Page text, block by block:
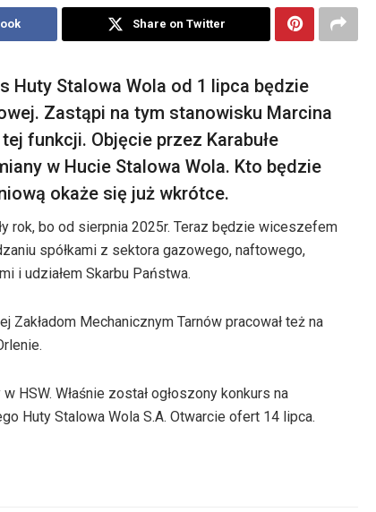
Share on Twitter
Huty Stalowa Wola od 1 lipca będzie
Zastąpi na tym stanowisku Marcina
funkcji. Objęcie przez Karabułe
w Hucie Stalowa Wola. Kto będzie
okaże się już wkrótce.
rok, bo od sierpnia 2025r. Teraz będzie wiceszefem
spółkami z sektora gazowego, naftowego,
i udziałem Skarbu Państwa.
Mechanicznym Tarnów pracował też na
HSW. Właśnie został ogłoszony konkurs na
Huty Stalowa Wola S.A. Otwarcie ofert 14 lipca.